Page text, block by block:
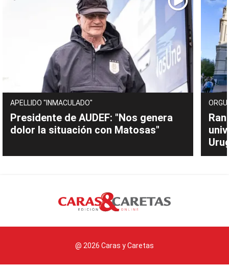
APELLIDO "INMACULADO"
Presidente de AUDEF: "Nos genera
dolor la situación con Matosas"
@ 2026 Caras y Caretas